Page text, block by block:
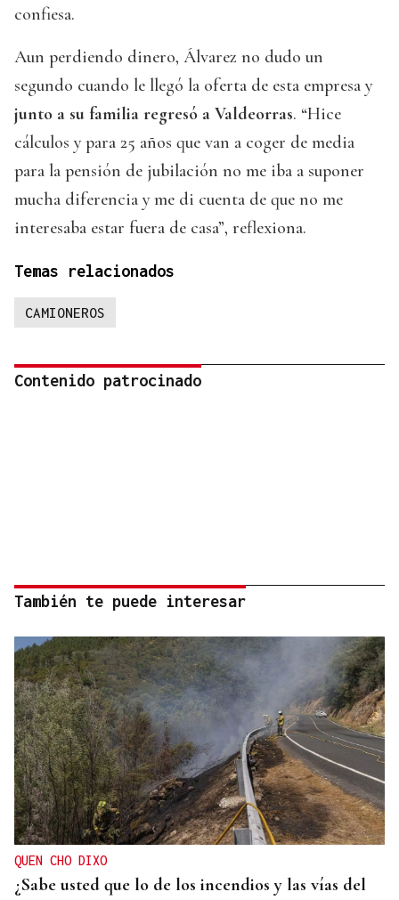
confiesa.
Aun perdiendo dinero, Álvarez no dudo un
segundo cuando le llegó la oferta de esta empresa y
junto a su familia regresó a Valdeorras. “Hice
cálculos y para 25 años que van a coger de media
para la pensión de jubilación no me iba a suponer
mucha diferencia y me di cuenta de que no me
interesaba estar fuera de casa”, reflexiona.
Temas relacionados
CAMIONEROS
Contenido patrocinado
También te puede interesar
QUEN CHO DIXO
¿Sabe usted que lo de los incendios y las vías del